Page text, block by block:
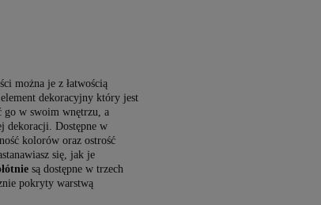
można je z łatwością
dekoracyjny który jest
go w swoim wnętrzu, a
dekoracji. Dostępne w
kolorów oraz ostrość
się, jak je
są dostępne w trzech
pokryty warstwą